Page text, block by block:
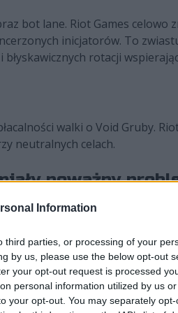
Information
parties, or processing of your
by us, please use the below opt-out
your opt-out request is processed
personal information utilized by us
your opt-out. You may separately
bot lane. Riot Games celowo
inicjatorów. To
rotacji
walki o Void Gruby.
neutralnych celach.
poważny
w patchu 26.11: